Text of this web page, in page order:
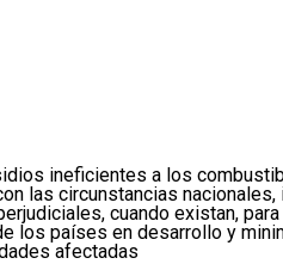
ineficientes a los
las circunstancias
cuando existan,
los países en desarrollo y
afectadas